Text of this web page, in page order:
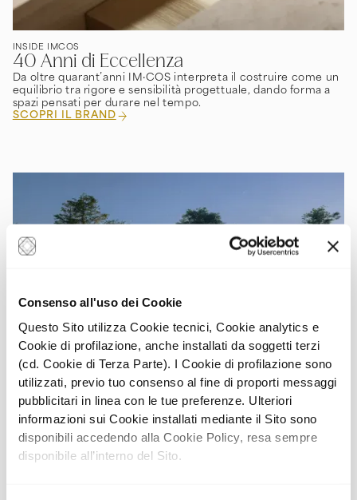
Consenso all'uso dei Cookie
Questo Sito utilizza Cookie tecnici, Cookie analytics e
Cookie di profilazione, anche installati da soggetti terzi
(cd. Cookie di Terza Parte). I Cookie di profilazione sono
utilizzati, previo tuo consenso al fine di proporti messaggi
pubblicitari in linea con le tue preferenze. Ulteriori
informazioni sui Cookie installati mediante il Sito sono
disponibili accedendo alla Cookie Policy, resa sempre
disponibile all’interno del Sito.
INSIDE IMCOS
40 Anni di Eccellenza
Da oltre quarant’anni IM·COS interpreta il costruire come un
equilibrio tra rigore e sensibilità progettuale, dando forma a
spazi pensati per durare nel tempo.
SCOPRI IL BRAND
Corte Achillea
Corte Achillea nasce per offrire un modo di abitare autentico,
in cui natura, luce e privacy trovano il proprio equilibrio.
SCOPRI IL BRAND